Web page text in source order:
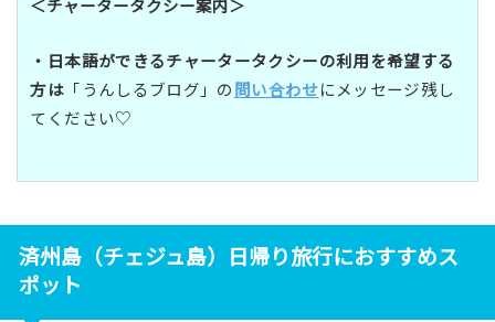
＜チャータータクシー案内＞
・日本語ができるチャータータクシーの利用を希望する
方は 「うんしるブログ」の 問い合わせにメッセージ残し
てください♡
済州島（チェジュ島）日帰り旅行におすすめス
ポット